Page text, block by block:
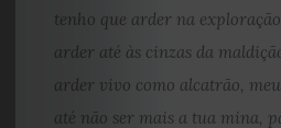
tenho que arder na exploração
arder até às cinzas da
arder vivo como alcatrão,
até não ser mais a tua mina,